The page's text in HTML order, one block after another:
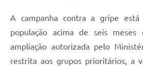
A campanha contra a gripe
população acima de seis meses
ampliação autorizada pelo
restrita aos grupos prioritários, a